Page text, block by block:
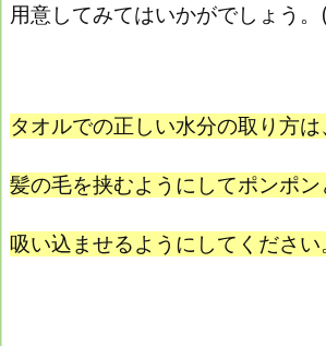
タオルでの正しい水分の取り方は
髪の毛を挟むようにしてポンポン
吸い込ませるようにしてください